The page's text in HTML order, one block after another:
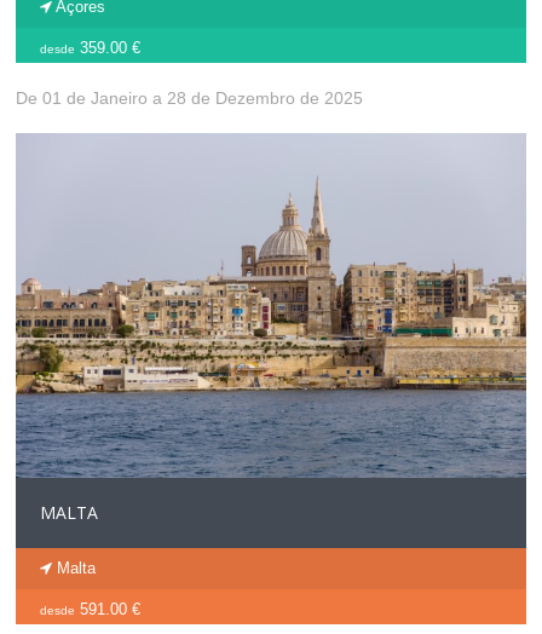
Açores
desde 359.00 €
De 01 de Janeiro a 28 de Dezembro de 2025
MALTA
Malta
desde 591.00 €